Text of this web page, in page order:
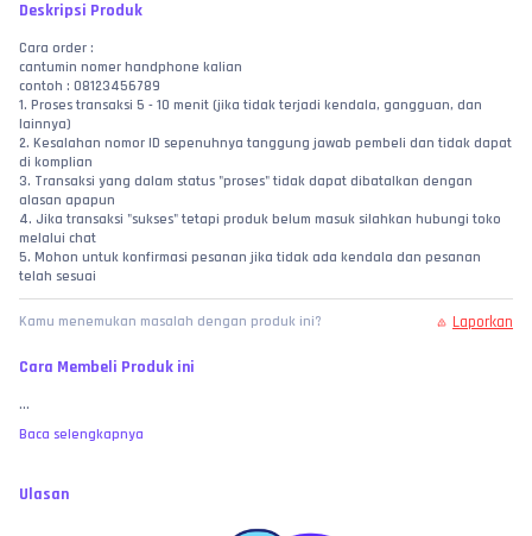
Deskripsi Produk
Cara order :
cantumin nomer handphone kalian
contoh : 08123456789
1. Proses transaksi 5 - 10 menit (jika tidak terjadi kendala, gangguan, dan
lainnya)
2. Kesalahan nomor ID sepenuhnya tanggung jawab pembeli dan tidak dapat
di komplian
3. Transaksi yang dalam status "proses" tidak dapat dibatalkan dengan
alasan apapun
4. Jika transaksi "sukses" tetapi produk belum masuk silahkan hubungi toko
melalui chat
5. Mohon untuk konfirmasi pesanan jika tidak ada kendala dan pesanan
telah sesuai
Kamu menemukan masalah dengan produk ini? Laporkan
Cara Membeli Produk ini
...
Baca selengkapnya
Ulasan